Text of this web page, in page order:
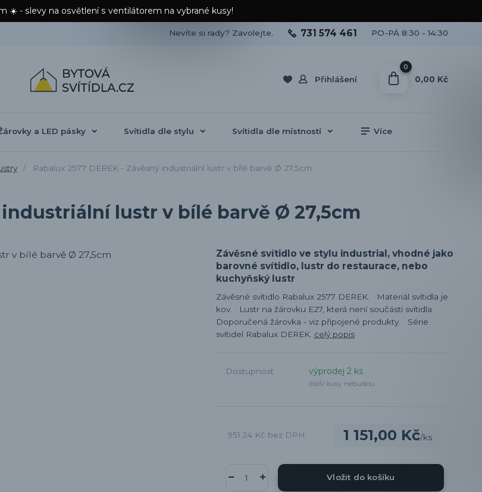
☀️ - slevy na osvětlení s ventilátorem na vybrané kusy!
Přihlášení
Nevíte si rady? Zavolejte. 731 574 461 PO-PÁ 8:30 - 14:30
0
0,00 Kč
a LED pásky Svítidla dle stylu Svítidla dle místností Více
Rabalux 2577 DEREK - Závěsný industriální lustr v bílé barvě Ø 27,5cm
industriální lustr v bílé barvě Ø 27,5cm
Závěsné svítidlo ve stylu industrial, vhodné jako
barovné svítidlo, lustr do restaurace, nebo
kuchyňský lustr
Závěsné svítidlo Rabalux 2577 DEREK. Materiál svítidla je
kov. Lustr na žárovku E27, která není součástí svítidla.
Doporučená žárovka - viz připojené produkty. Série
svítidel Rabalux DEREK. celý popis
Dostupnost výprodej 2 ks
další kusy nebudou
1 151,00 Kč/ks
951,24 Kč bez DPH
Vložit do košíku